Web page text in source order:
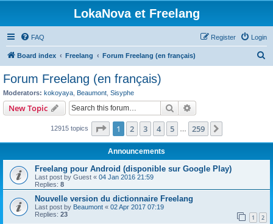
LokaNova et Freelang
FAQ Login
Register
Board index Freelang Forum Freelang (en français)
Forum Freelang (en français)
Moderators: kokoyaya Beaumont Sisyphe
New Topic Search
12915 topics Page 1of 259
1 2 3 4 5 259
Announcements
Freelang pour Android (disponible sur Google Play)
Last post by Guest « 04 Jan 2016 21:59
Replies: 8
Nouvelle version du dictionnaire Freelang
Last post by Beaumont « 02 Apr 2017 07:19
Replies: 23 1 2